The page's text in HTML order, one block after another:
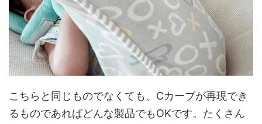
こちらと同じものでなくても、Cカーブが再現でき
るものであればどんな製品でもOKです。たくさん